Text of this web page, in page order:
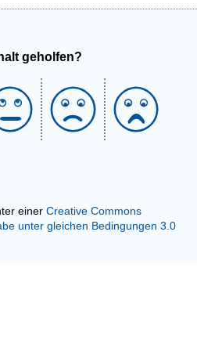
geholfen?
einer Creative Commons
unter gleichen Bedingungen 3.0